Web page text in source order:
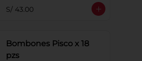
S/ 43.00
Bombones Pisco x 18
pzs